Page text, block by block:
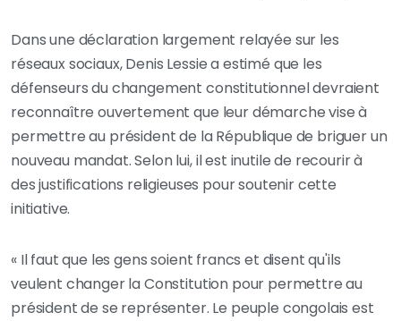
Dans une déclaration largement relayée sur les
réseaux sociaux, Denis Lessie a estimé que les
défenseurs du changement constitutionnel devraient
reconnaître ouvertement que leur démarche vise à
permettre au président de la République de briguer un
nouveau mandat. Selon lui, il est inutile de recourir à
des justifications religieuses pour soutenir cette
initiative.
« Il faut que les gens soient francs et disent qu'ils
veulent changer la Constitution pour permettre au
président de se représenter. Le peuple congolais est